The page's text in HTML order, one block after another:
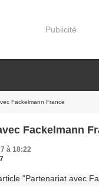
Publicité
Fackelmann France
Fackelmann
à 18:22